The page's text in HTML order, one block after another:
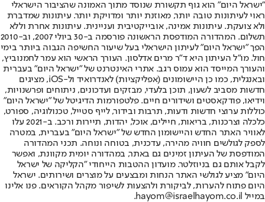
"ישראל היום" הוא גוף תקשורת שנוסד מתוך האמונה שהציבור הישראלי
ראוי לעיתונות טובה יותר, מאוזנת יותר ומדויקת יותר. עיתונות שמדברת
ולא צועקת. עיתונות אמינה, אובייקטיבית ועניינית. עיתונות אחרת וללא
תשלום. המהדורה המודפסת הראשונה פורסמה ב-30 ביולי 2007, וב-2010
הפך "ישראל היום" לעיתון הישראלי בעל שיעור החשיפה הגבוה ביותר בימי
חול. מו"ל העיתון היא ד"ר מרים אדלסון. העורך הראשי הוא עמר לחמנוביץ,
והעורך המייסד הוא עמוס רגב. אתרי האינטרנט של "ישראל היום" בעברית
ובאנגלית, כמו כן היישומונים (אפליקציות) לאנדרואיד ול-iOS, מציגים
חדשות מסביב לשעון, תוכן בלעדי, מבזקים ועדכונים, ניתוחים ופרשנויות,
וידיאו, פודקאסטים ושידורים חיים. פלטפורמות הדיגיטל של "ישראל היום"
כוללות ערוצי חדשות ודעות, תרבות ובידור, לייף סטייל, טכנולוגיה, ספורט,
כלכלה וצרכנות, בריאות, חיילים, אוכל, יהדות, תיירות ורכב. ב-2021 עלו
לאוויר האתר החדש והיישומון החדש של "ישראל היום" בעברית, במטרה
לספק לגולשים חוויה מהירה, עדכנית, בטוחה ונוחה. תכני המהדורה
המודפסת של העיתון זמינים גם באתר, במהדורה יומית מקוונת, ואפשר
לקבל אותם גם בניוזלטר. מועדון ההטבות הייחודי "הקליקה של ישראל
היום" מציע לגולשי האתר הנחות ומבצעים על מוצרים ושירותים. ישראל
היום פתוח להערות, לביקורת ולהצעות לשיפור מקהל הקוראים. פנו אלינו
במייל hayom@israelhayom.co.il.